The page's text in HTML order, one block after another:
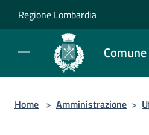
Regione Lombardia
Home > Amministrazione >